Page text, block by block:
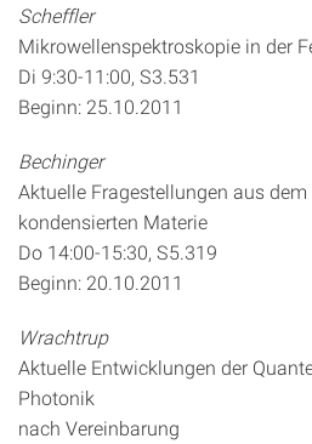
Scheffler
Mikrowellenspektroskopie in der
Di 9:30-11:00, S3.531
Beginn: 25.10.2011
Bechinger
Aktuelle Fragestellungen aus
kondensierten Materie
Do 14:00-15:30, S5.319
Beginn: 20.10.2011
Wrachtrup
Aktuelle Entwicklungen der
Photonik
nach Vereinbarung